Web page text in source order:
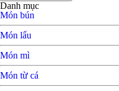
Danh mục
Món bún
Món lẩu
Món mì
Món từ cá